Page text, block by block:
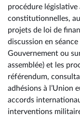
procédure
constitutionnelles,
projets de loi de
discussion en
Gouvernement ou
assemblée) et les
référendum,
adhésions à l’Union
accords
interventions